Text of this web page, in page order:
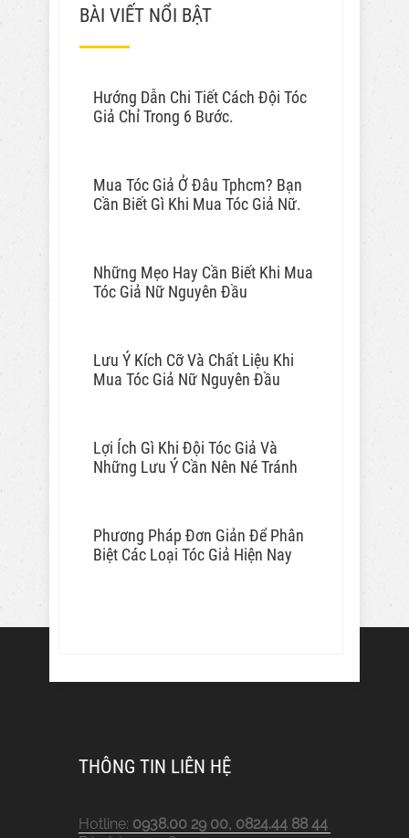
BÀI VIẾT NỔI BẬT
Hướng Dẫn Chi Tiết Cách Đội Tóc
Giả Chỉ Trong 6 Bước.
Mua Tóc Giả Ở Đâu Tphcm? Bạn
Cần Biết Gì Khi Mua Tóc Giả Nữ.
Những Mẹo Hay Cần Biết Khi Mua
Tóc Giả Nữ Nguyên Đầu
Lưu Ý Kích Cỡ Và Chất Liệu Khi
Mua Tóc Giả Nữ Nguyên Đầu
Lợi Ích Gì Khi Đội Tóc Giả Và
Những Lưu Ý Cần Nên Né Tránh
Phương Pháp Đơn Giản Để Phân
Biệt Các Loại Tóc Giả Hiện Nay
THÔNG TIN LIÊN HỆ
Hotline: 0938.00 29 00, 0824.44 88 44